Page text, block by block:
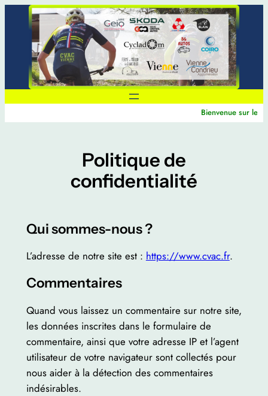
contenu
Bienvenue sur le
Politique de
confidentialité
Qui sommes-nous ?
L’adresse de notre site est : https://www.cvac.fr.
Commentaires
Quand vous laissez un commentaire sur notre site,
les données inscrites dans le formulaire de
commentaire, ainsi que votre adresse IP et l’agent
utilisateur de votre navigateur sont collectés pour
nous aider à la détection des commentaires
indésirables.